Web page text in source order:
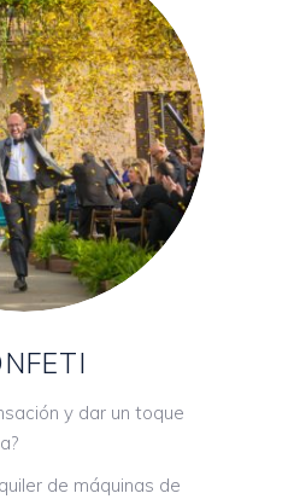
y dar un toque
de máquinas de